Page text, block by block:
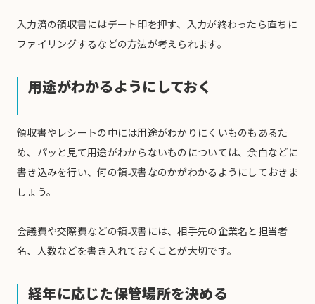
入力済の領収書にはデート印を押す、入力が終わったら直ちに
ファイリングするなどの方法が考えられます。
用途がわかるようにしておく
領収書やレシートの中には用途がわかりにくいものもあるた
め、パッと見て用途がわからないものについては、余白などに
書き込みを行い、何の領収書なのかがわかるようにしておきま
しょう。
会議費や交際費などの領収書には、相手先の企業名と担当者
名、人数などを書き入れておくことが大切です。
経年に応じた保管場所を決める